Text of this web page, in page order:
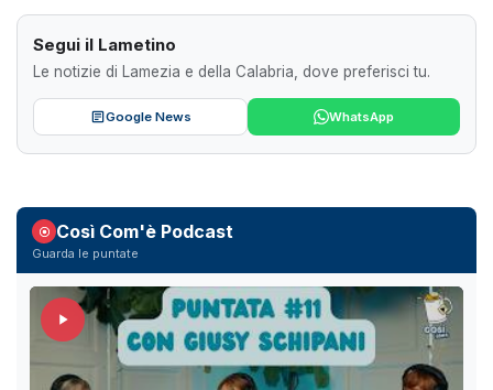
Segui il Lametino
Le notizie di Lamezia e della Calabria, dove preferisci tu.
Google News WhatsApp
Così Com'è Podcast
Guarda le puntate